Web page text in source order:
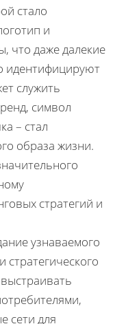
стало
и
что даже далекие
идентифицируют
служить
символ
– стал
образа жизни.
стратегий и
узнаваемого
стратегического
сети для